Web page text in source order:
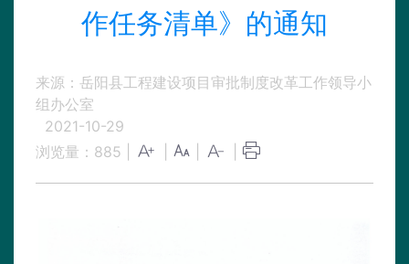
作任务清单》的通知
来源：岳阳县工程建设项目审批制度改革工作领导小
组办公室
2021-10-29
浏览量： 885